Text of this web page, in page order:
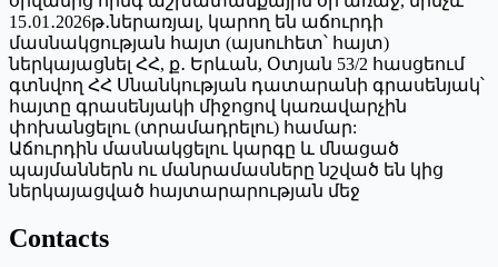
15․01․2026թ․ներառյալ, կարող են աճուրդի
մասնակցության հայտ (այսուհետ՝ հայտ)
ներկայացնել ՀՀ, ք․ Երևան, Օտյան 53/2 հասցեում
գտնվող ՀՀ Սնանկության դատարանի գրասենյակ՝
հայտը գրասենյակի միջոցով կառավարչին
փոխանցելու (տրամադրելու) համար:
Աճուրդին մասնակցելու կարգը և մնացած
պայմաններն ու մանրամասները նշված են կից
ներկայացված հայտարարության մեջ
Contacts